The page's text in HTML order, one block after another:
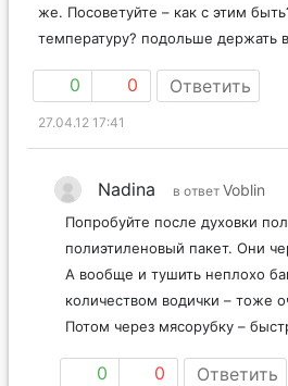
же. Посоветуйте – как с этим
температуру? подольше держать
0 0 Ответить
27.04.12 17:41
Nadina в ответ Voblin
Попробуйте после духовки
полиэтиленовый пакет. Они
А вообще и тушить неплохо
количеством водички – тоже
Потом через мясорубку –
0 0 Ответить